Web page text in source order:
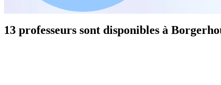
13 professeurs sont disponibles à